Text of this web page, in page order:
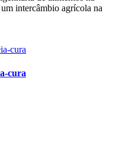
intercâmbio agrícola na
cura